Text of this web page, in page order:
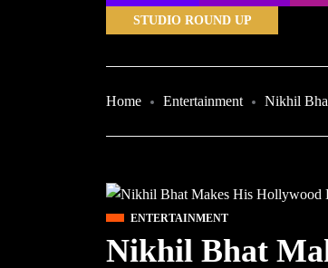
STUDIO ROUND UP
Home Entertainment Nikhil
ENTERTAINMENT
Nikhil Bhat